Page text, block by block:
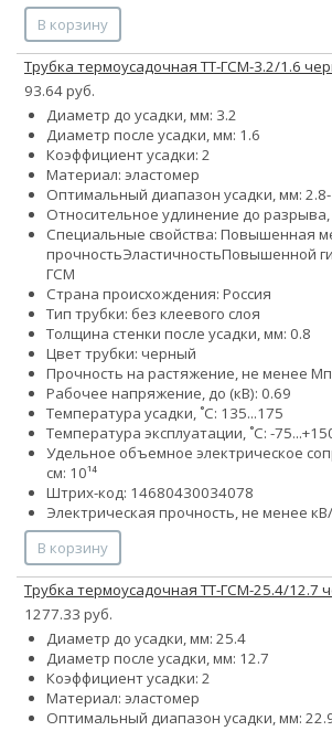
В корзину
Трубка термоусадочная ТТ-ГСМ-3.2/1.6
93.64 руб.
Диаметр до усадки, мм: 3.2
Диаметр после усадки, мм: 1.6
Коэффициент усадки: 2
Материал: эластомер
Оптимальный диапазон усадки, мм:
Относительное удлинение до
Специальные свойства: Повышенная
прочностьЭластичностьПовышенной
ГСМ
Страна происхождения: Россия
Тип трубки: без клеевого слоя
Толщина стенки после усадки, мм: 0.8
Цвет трубки: черный
Прочность на растяжение, не менее
Рабочее напряжение, до (кВ): 0.69
Температура усадки, ˚С: 135...175
Температура эксплуатации, ˚С: -
Удельное объемное электрическое
см: 10¹⁴
Штрих-код: 14680430034078
Электрическая прочность, не менее
В корзину
Трубка термоусадочная ТТ-ГСМ-25.4/12.7
1277.33 руб.
Диаметр до усадки, мм: 25.4
Диаметр после усадки, мм: 12.7
Коэффициент усадки: 2
Материал: эластомер
Оптимальный диапазон усадки, мм: